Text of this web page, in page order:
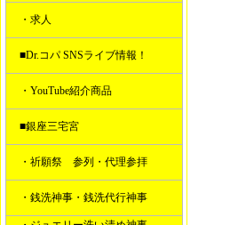
・求人
■Dr.コパ SNSライブ情報！
・YouTube紹介商品
■銀座三宅宮
・祈願祭 参列・代理参拝
・銭洗神事・銭洗代行神事